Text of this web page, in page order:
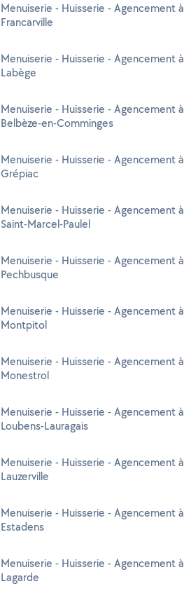
Menuiserie - Huisserie - Agencement à
Francarville
Menuiserie - Huisserie - Agencement à
Labège
Menuiserie - Huisserie - Agencement à
Belbèze-en-Comminges
Menuiserie - Huisserie - Agencement à
Grépiac
Menuiserie - Huisserie - Agencement à
Saint-Marcel-Paulel
Menuiserie - Huisserie - Agencement à
Pechbusque
Menuiserie - Huisserie - Agencement à
Montpitol
Menuiserie - Huisserie - Agencement à
Monestrol
Menuiserie - Huisserie - Agencement à
Loubens-Lauragais
Menuiserie - Huisserie - Agencement à
Lauzerville
Menuiserie - Huisserie - Agencement à
Estadens
Menuiserie - Huisserie - Agencement à
Lagarde